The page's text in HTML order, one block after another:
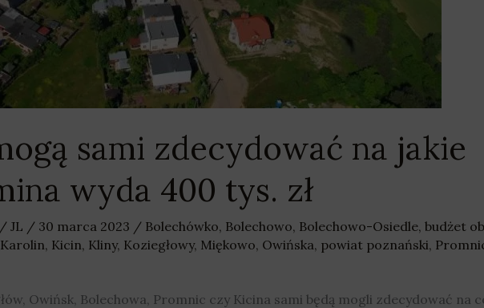
sami zdecydować na jakie
wyda 400 tys. zł
/ JL / 30 marca 2023 / Bolechówko, Bolechowo, Bolechowo-Osiedle, budżet
Karolin, Kicin, Kliny, Koziegłowy, Miękowo, Owińska, powiat poznański,
Owińsk, Bolechowa, Promnic czy Kicina sami będą mogli zdecydować na